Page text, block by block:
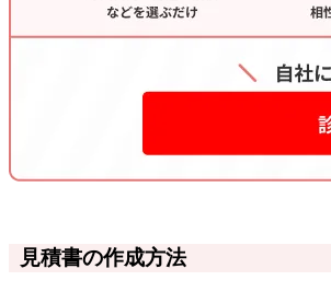
見積書の作成方法